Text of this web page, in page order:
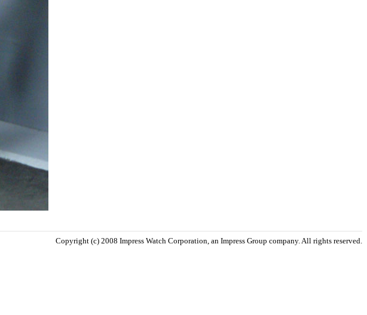
Copyright (c) 2008 Impress Watch Corporation, an Impress Group company. All rights reserved.